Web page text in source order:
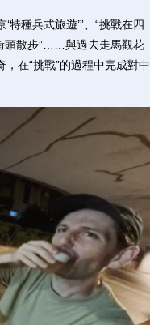
種兵式旅遊’”、“挑戰在四
頭散步”……與過去走馬觀花
在“挑戰”的過程中完成對中